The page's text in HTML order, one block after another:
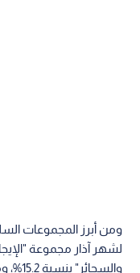
ومن أبرز المجموعات